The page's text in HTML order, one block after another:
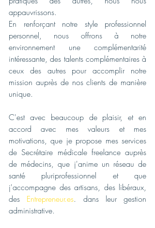
appauvrissons.
En renforçant notre style professionnel
personnel, nous offrons à notre
environnement une complémentarité
intéressante, des talents complémentaires à
ceux des autres pour accomplir notre
mission auprès de nos clients de manière
unique.
C'est avec beaucoup de plaisir, et en
accord avec mes valeurs et mes
motivations, que je propose mes services
de Secrétaire médicale freelance auprès
de médecins, que j'anime un réseau de
santé pluriprofessionnel et que
j'accompagne des artisans, des libéraux,
des Entrepreneur.es. dans leur gestion
administrative.